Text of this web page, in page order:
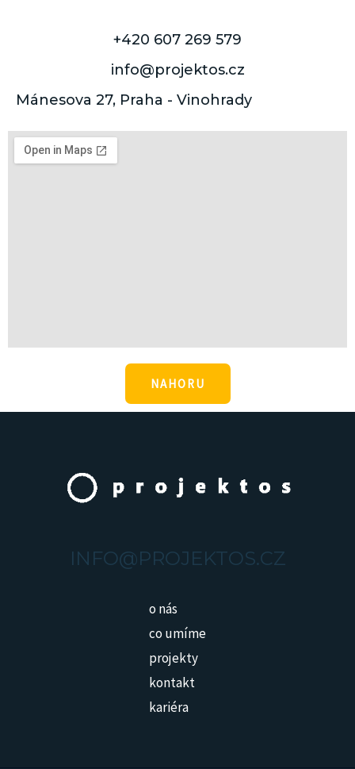
+420 607 269 579
info@projektos.cz
Mánesova 27, Praha - Vinohrady
NAHORU
INFO@PROJEKTOS.CZ
o nás
co umíme
projekty
kontakt
kariéra